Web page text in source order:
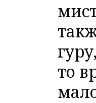
то